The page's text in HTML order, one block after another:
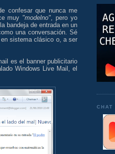
confesar que nunca me
muy "modelno" , pero yo
bandeja de entrada en un
una conversación. Sé
sistema clásico o, a ser
es el banner publicitario
Windows Live Mail, el